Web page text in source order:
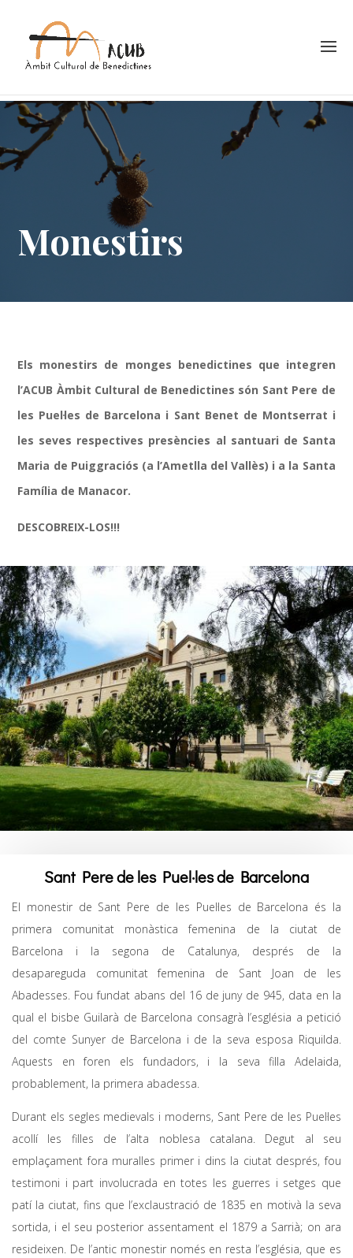
monestirs
Els monestirs de monges benedictines que integren
l’ACUB Àmbit Cultural de Benedictines són Sant Pere de
les Puel·les de Barcelona i Sant Benet de Montserrat i
les seves respectives presències al santuari de Santa
Maria de Puiggraciós (a l’Ametlla del Vallès) i a la Santa
Família de Manacor.
DESCOBREIX-LOS!!!
Sant Pere de les Puel·les de Barcelona
El monestir de Sant Pere de les Puel·les de Barcelona és la
primera comunitat monàstica femenina de la ciutat de
Barcelona i la segona de Catalunya, després de la
desapareguda comunitat femenina de Sant Joan de les
Abadesses. Fou fundat abans del 16 de juny de 945, data en la
qual el bisbe Guilarà de Barcelona consagrà l’església a petició
del comte Sunyer de Barcelona i de la seva esposa Riquilda.
Aquests en foren els fundadors, i la seva filla Adelaida,
probablement, la primera abadessa.
Durant els segles medievals i moderns, Sant Pere de les Puel·les
acollí les filles de l’alta noblesa catalana. Degut al seu
emplaçament fora muralles primer i dins la ciutat després, fou
testimoni i part involucrada en totes les guerres i setges que
patí la ciutat, fins que l’exclaustració de 1835 en motivà la seva
sortida, i el seu posterior assentament el 1879 a Sarrià; on ara
resideixen. De l’antic monestir només en resta l’església, que es